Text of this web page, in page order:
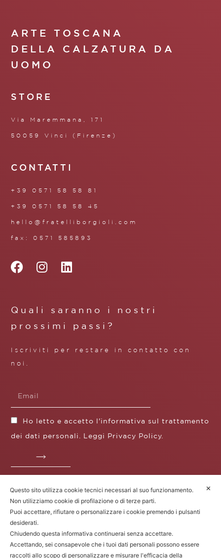
ARTE TOSCANA
DELLA CALZATURA DA
UOMO
STORE
Via Maremmana, 171
50059 Vinci (Firenze)
CONTATTI
+39 0571 58 58 81
+39 0571 58 58 45
hello@fratelliborgioli.com
fax: 0571 585893
Quali saranno i nostri
prossimi passi?
Iscriviti per restare in contatto con
noi.
Ho letto e accetto l'informativa sul trattamento
dei dati personali. Leggi Privacy Policy
Operazione / progetto co-finanziato dal POS FESR
Toscana 2014-2020
Fratelli Borgioli Srl – Via
✕
Questo sito utilizza cookie tecnici necessari al suo funzionamento.
Non utilizziamo cookie di profilazione o di terze parti.
Puoi accettare, rifiutare o personalizzare i cookie premendo i pulsanti
desiderati.
Chiudendo questa informativa continuerai senza accettare.
Accettando, sei consapevole che i tuoi dati personali possono essere
raccolti allo scopo di personalizzare e misurare l'efficacia della